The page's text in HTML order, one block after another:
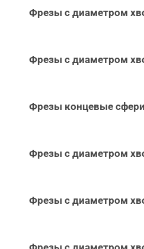
Фрезы с диаметром
Фрезы с диаметром
Фрезы концевые
Фрезы с диаметром
Фрезы с диаметром